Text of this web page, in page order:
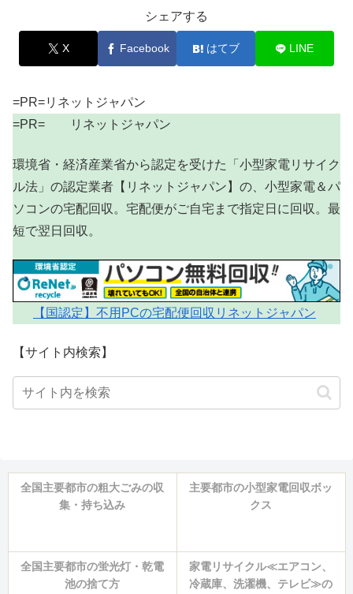
シェアする
X Facebook はてブ LINE
=PR=リネットジャパン
=PR= リネットジャパン
環境省・経済産業省から認定を受けた「小型家電リサイク
ル法」の認定業者【リネットジャパン】の、小型家電＆パ
ソコンの宅配回収。宅配便がご自宅まで指定日に回収。最
短で翌日回収。
【国認定】不用PCの宅配便回収リネットジャパン
【サイト内検索】
全国主要都市の粗大ごみの収
集・持ち込み
主要都市の小型家電回収ボッ
クス
全国主要都市の蛍光灯・乾電
池の捨て方
家電リサイクル≪エアコン、
冷蔵庫、洗濯機、テレビ≫の